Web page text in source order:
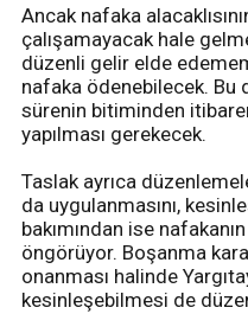
Ancak nafaka
çalışamayacak hale
düzenli gelir elde
nafaka ödenebilecek. Bu
sürenin bitiminden
yapılması gerekecek.
Taslak ayrıca
da uygulanmasını,
bakımından ise
öngörüyor. Boşanma
onanması halinde
kesinleşebilmesi de